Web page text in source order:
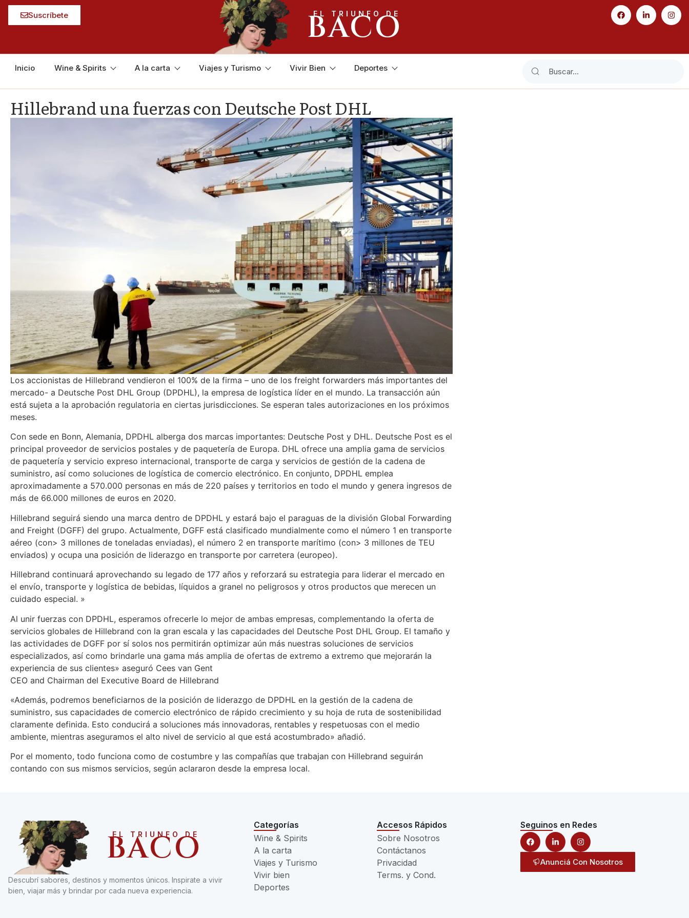
Suscríbete EL TRIUNFO DE
BACO
Inicio Wine & Spirits A la carta Viajes y Turismo Vivir Bien Deportes
Hillebrand una fuerzas con Deutsche Post DHL
Los accionistas de Hillebrand vendieron el 100% de la firma – uno de los freight forwarders más importantes del
mercado- a Deutsche Post DHL Group (DPDHL), la empresa de logística líder en el mundo. La transacción aún
está sujeta a la aprobación regulatoria en ciertas jurisdicciones. Se esperan tales autorizaciones en los próximos
meses.
Con sede en Bonn, Alemania, DPDHL alberga dos marcas importantes: Deutsche Post y DHL. Deutsche Post es el
principal proveedor de servicios postales y de paquetería de Europa. DHL ofrece una amplia gama de servicios
de paquetería y servicio expreso internacional, transporte de carga y servicios de gestión de la cadena de
suministro, así como soluciones de logística de comercio electrónico. En conjunto, DPDHL emplea
aproximadamente a 570.000 personas en más de 220 países y territorios en todo el mundo y genera ingresos de
más de 66.000 millones de euros en 2020.
Hillebrand seguirá siendo una marca dentro de DPDHL y estará bajo el paraguas de la división Global Forwarding
and Freight (DGFF) del grupo. Actualmente, DGFF está clasificado mundialmente como el número 1 en transporte
aéreo (con> 3 millones de toneladas enviadas), el número 2 en transporte marítimo (con> 3 millones de TEU
enviados) y ocupa una posición de liderazgo en transporte por carretera (europeo).
Hillebrand continuará aprovechando su legado de 177 años y reforzará su estrategia para liderar el mercado en
el envío, transporte y logística de bebidas, líquidos a granel no peligrosos y otros productos que merecen un
cuidado especial. »
Al unir fuerzas con DPDHL, esperamos ofrecerle lo mejor de ambas empresas, complementando la oferta de
servicios globales de Hillebrand con la gran escala y las capacidades del Deutsche Post DHL Group. El tamaño y
las actividades de DGFF por sí solos nos permitirán optimizar aún más nuestras soluciones de servicios
especializados, así como brindarle una gama más amplia de ofertas de extremo a extremo que mejorarán la
experiencia de sus clientes» aseguró Cees van Gent
CEO and Chairman del Executive Board de Hillebrand
«Además, podremos beneficiarnos de la posición de liderazgo de DPDHL en la gestión de la cadena de
suministro, sus capacidades de comercio electrónico de rápido crecimiento y su hoja de ruta de sostenibilidad
claramente definida. Esto conducirá a soluciones más innovadoras, rentables y respetuosas con el medio
ambiente, mientras aseguramos el alto nivel de servicio al que está acostumbrado» añadió.
Por el momento, todo funciona como de costumbre y las compañías que trabajan con Hillebrand seguirán
contando con sus mismos servicios, según aclararon desde la empresa local.
EL TRIUNFO DE
BACO
Descubrí sabores, destinos y momentos únicos. Inspirate a vivir
bien, viajar más y brindar por cada nueva experiencia.
Categorías
Wine & Spirits
A la carta
Viajes y Turismo
Vivir bien
Deportes
Accesos Rápidos
Sobre Nosotros
Contáctanos
Privacidad
Terms. y Cond.
Seguinos en Redes
Anunciá Con Nosotros